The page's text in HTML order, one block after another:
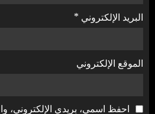
البريد الإلكتروني *
الموقع الإلكتروني
احفظ اسمي، بريدي الإلكتروني،